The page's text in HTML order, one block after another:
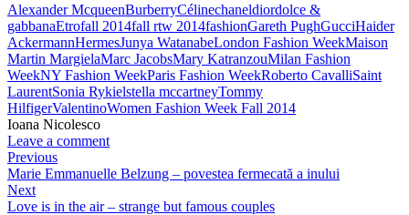
Alexander McqueenBurberryCélinechaneldiordolce &
gabbanaEtrofall 2014fall rtw 2014fashionGareth PughGucciHaider
AckermannHermesJunya WatanabeLondon Fashion WeekMaison
Martin MargielaMarc JacobsMary KatranzouMilan Fashion
WeekNY Fashion WeekParis Fashion WeekRoberto CavalliSaint
LaurentSonia Rykielstella mccartneyTommy
HilfigerValentinoWomen Fashion Week Fall 2014
Ioana Nicolesco
Leave a comment
Previous
Marie Emmanuelle Belzung – povestea fermecată a inului
Next
Love is in the air – strange but famous couples